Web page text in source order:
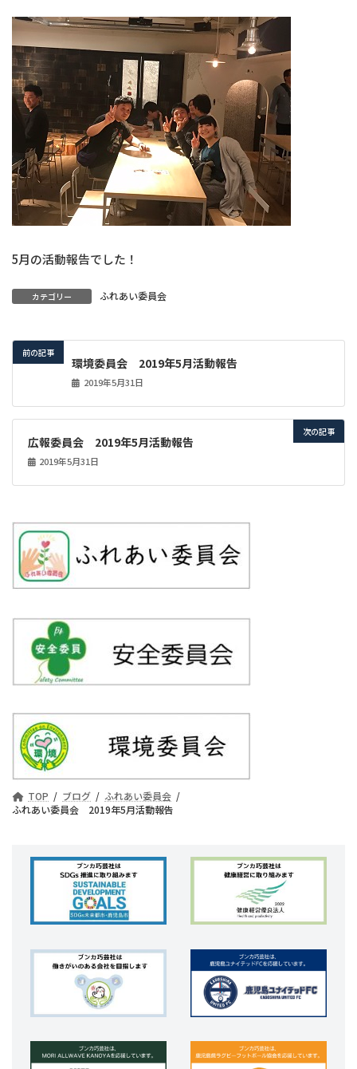
5月の活動報告でした！
カテゴリー ふれあい委員会
前の記事
環境委員会 2019年5月活動報告
2019年5月31日
次の記事
広報委員会 2019年5月活動報告
2019年5月31日
TOP ブログ
ふれあい委員会
ふれあい委員会 2019年5月活動報告